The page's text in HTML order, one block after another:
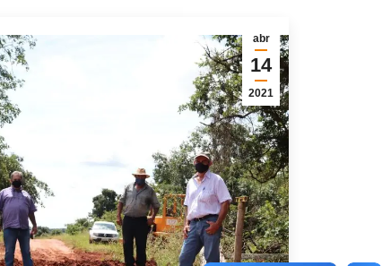
abr
14
2021